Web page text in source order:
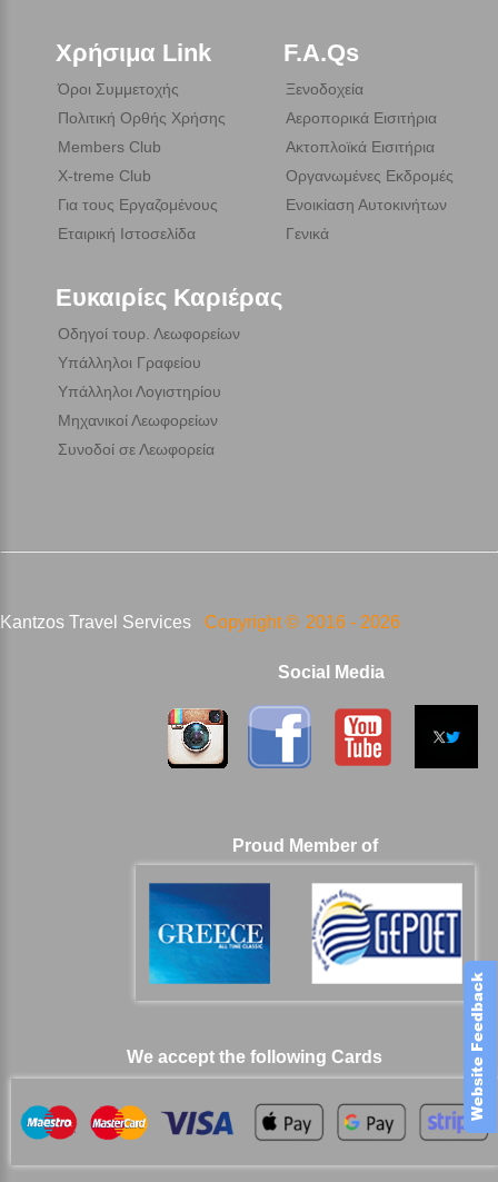
Χρήσιμα Link
Όροι Συμμετοχής
Πολιτική Ορθής Χρήσης
Members Club
X-treme Club
Για τους Εργαζομένους
Εταιρική Ιστοσελίδα
F.A.Qs
Ξενοδοχεία
Αεροπορικά Εισιτήρια
Ακτοπλοϊκά Εισιτήρια
Οργανωμένες Εκδρομές
Ενοικίαση Αυτοκινήτων
Γενικά
Ευκαιρίες Καριέρας
Οδηγοί τουρ. Λεωφορείων
Υπάλληλοι Γραφείου
Υπάλληλοι Λογιστηρίου
Μηχανικοί Λεωφορείων
Συνοδοί σε Λεωφορεία
Kantzos Travel Services Copyright © 2016 - 2026
Social Media
Proud Member of
We accept the following Cards